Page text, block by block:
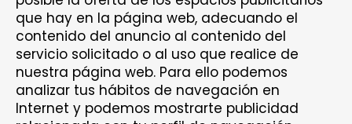
que hay en la página web, adecuando el
contenido del anuncio al contenido del
servicio solicitado o al uso que realice de
nuestra página web. Para ello podemos
analizar tus hábitos de navegación en
Internet y podemos mostrarte publicidad